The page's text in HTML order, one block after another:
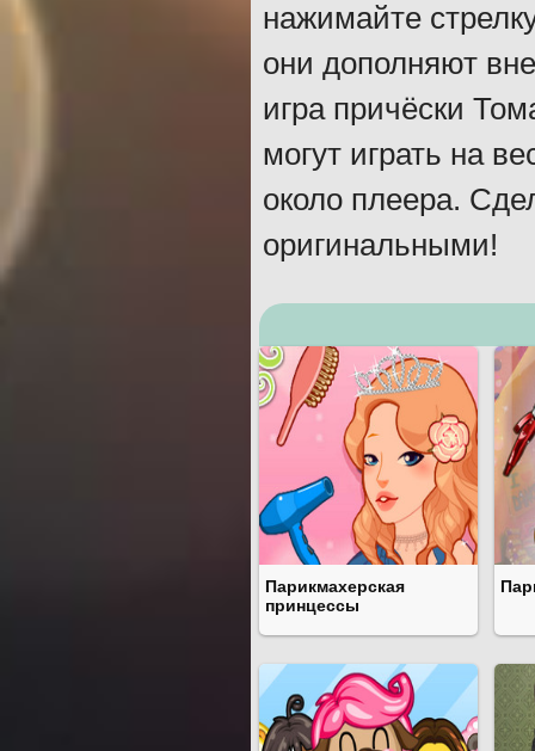
нажимайте
они дополняют
игра причёски
могут играть на
около плеера.
оригинальными!
Парикмахерская
принцессы